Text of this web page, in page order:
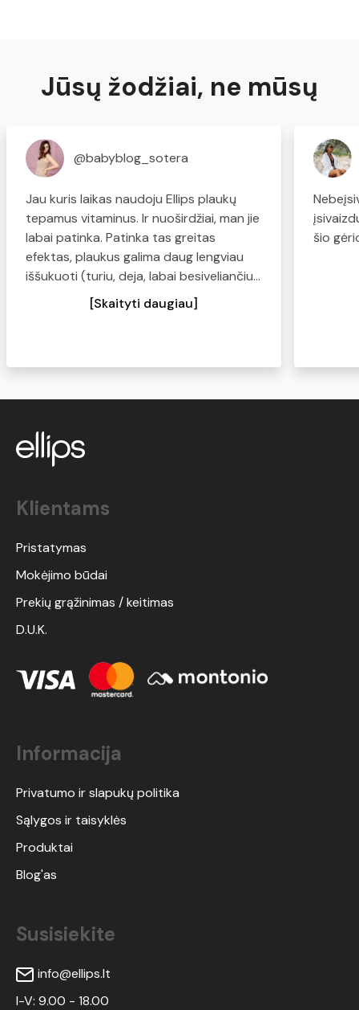
Jūsų žodžiai, ne mūsų
@babyblog_sotera
Jau kuris laikas naudoju Ellips plaukų
tepamus vitaminus. Ir nuoširdžiai, man jie
labai patinka. Patinka tas greitas
efektas, plaukus galima daug lengviau
iššukuoti (turiu, deja, labai besiveliančius,
sausus plaukus), plaukai tampa švelnūs
ir minkšti. Kas turite panašių problemų -
[Skaityti daugiau]
šio
Klientams
Pristatymas
Mokėjimo būdai
Prekių grąžinimas / keitimas
D.U.K.
Informacija
Privatumo ir slapukų politika
Sąlygos ir taisyklės
Produktai
Blog'as
Susisiekite
info@ellips.lt
I-V: 9.00 - 18.00